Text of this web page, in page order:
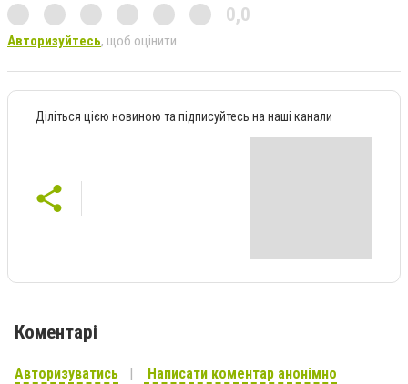
0,0
Авторизуйтесь, щоб оцінити
Діліться цією новиною та підписуйтесь на наші канали
Коментарі
Авторизуватись Написати коментар анонімно